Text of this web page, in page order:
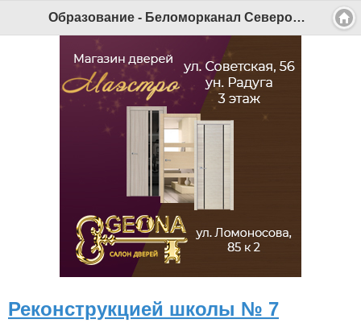
Образование - Беломорканал Северодвинск tv29.ru
Реконструкцией школы № 7